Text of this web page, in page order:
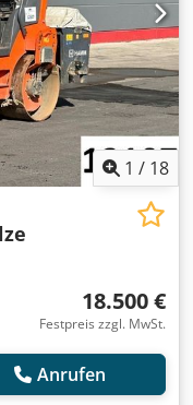
1 / 18
18.500 €
Festpreis zzgl. MwSt.
Anrufen